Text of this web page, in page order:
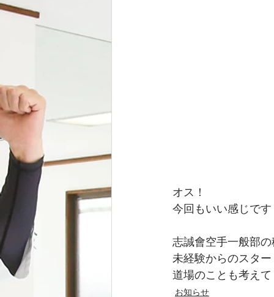
オス！
今回もいい感じで
志誠會空手一般部
未経験からのスタ
道場のことも考え
お知らせ